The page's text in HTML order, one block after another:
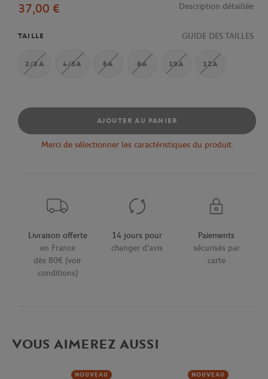
37,00 €
Description détaillée
TAILLE GUIDE DES TAILLES
2/3A 4/5A 6A 8A 10A 12A
AJOUTER AU PANIER
Merci de sélectionner les caractéristiques du produit.
Livraison offerte
en France
dès 80€ (voir
conditions)
14 jours pour
changer d'avis
Paiements
sécurisés par
carte
VOUS AIMEREZ AUSSI
NOUVEAU NOUVEAU